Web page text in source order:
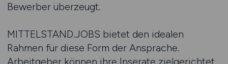
Bewerber überzeugt.
MITTELSTAND.JOBS bietet den idealen
Rahmen für diese Form der Ansprache.
Arbeitgeber können ihre Inserate zielgerichtet